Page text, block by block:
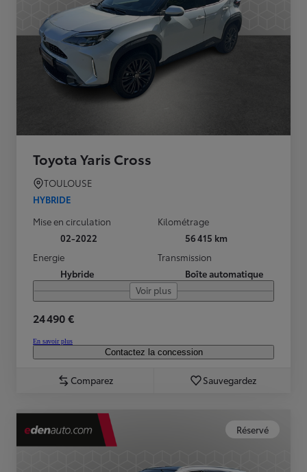
Toyota Yaris Cross
TOULOUSE
HYBRIDE
Mise en circulation
02-2022
Kilométrage
56 415 km
Energie
Hybride
Transmission
Boîte automatique
Voir plus
24 490 €
En savoir plus
Contactez la concession
Comparez Sauvegardez
Réservé